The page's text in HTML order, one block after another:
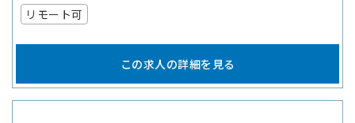
リモート可
この求人の詳細を見る